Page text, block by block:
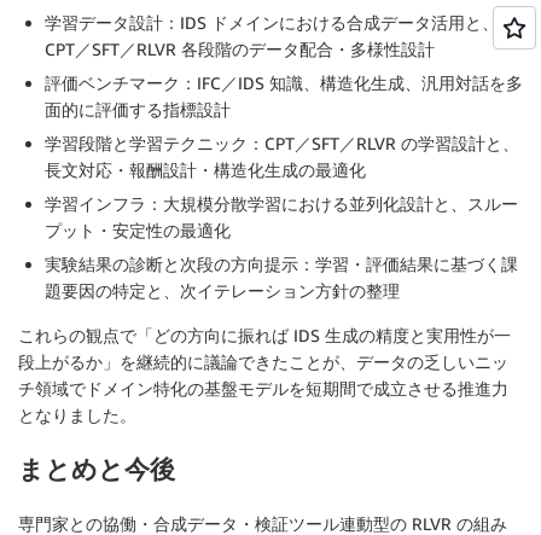
学習データ設計：IDS ドメインにおける合成データ活用と、
CPT／SFT／RLVR 各段階のデータ配合・多様性設計
評価ベンチマーク：IFC／IDS 知識、構造化生成、汎用対話を多
面的に評価する指標設計
学習段階と学習テクニック：CPT／SFT／RLVR の学習設計と、
長文対応・報酬設計・構造化生成の最適化
学習インフラ：大規模分散学習における並列化設計と、スルー
プット・安定性の最適化
実験結果の診断と次段の方向提示：学習・評価結果に基づく課
題要因の特定と、次イテレーション方針の整理
これらの観点で「どの方向に振れば IDS 生成の精度と実用性が一
段上がるか」を継続的に議論できたことが、データの乏しいニッ
チ領域でドメイン特化の基盤モデルを短期間で成立させる推進力
となりました。
まとめと今後
専門家との協働・合成データ・検証ツール連動型の RLVR の組み